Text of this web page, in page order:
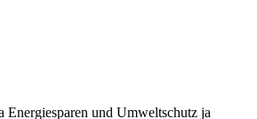
Energiesparen und Umweltschutz ja